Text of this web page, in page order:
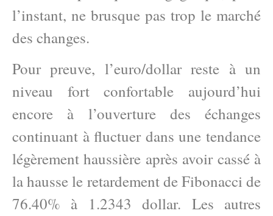
l’instant, ne brusque pas trop le marché
des changes.
Pour preuve, l’euro/dollar reste à un
niveau fort confortable aujourd’hui
encore à l’ouverture des échanges
continuant à fluctuer dans une tendance
légèrement haussière après avoir cassé à
la hausse le retardement de Fibonacci de
76.40% à 1.2343 dollar. Les autres